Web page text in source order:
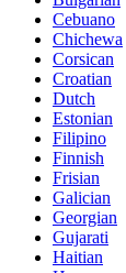
Cebuano
Chichewa
Corsican
Croatian
Dutch
Estonian
Filipino
Finnish
Frisian
Galician
Georgian
Gujarati
Haitian